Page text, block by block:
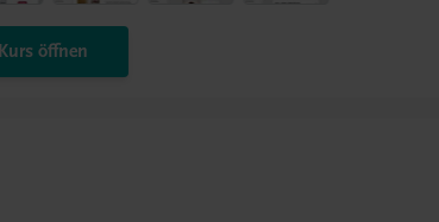
öffnen